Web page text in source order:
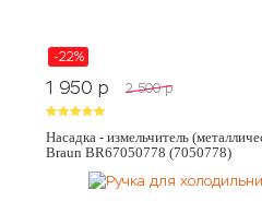
-22%
1 950 p 2 500 p
Насадка - измельчитель
Braun BR67050778 (7050778)